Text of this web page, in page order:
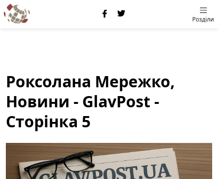
Розділи
Роксолана Мережко,
Новини - GlavPost -
Сторінка 5